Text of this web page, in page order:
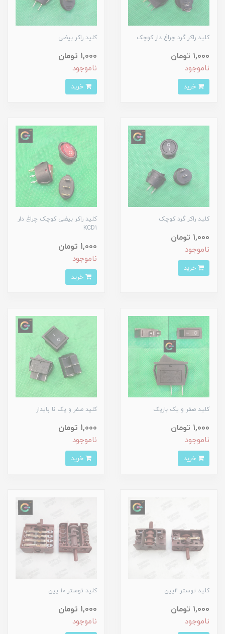
کلید راکر گرد چراغ دار کوچک
1,000 تومان
ناموجود
کلید راکر بیضی
1,000 تومان
ناموجود
کلید راکر گرد کوچک
1,000 تومان
ناموجود
کلید راکر بیضی کوچک چراغ دار
KCD1
1,000 تومان
ناموجود
کلید صفر و یک باریک
1,000 تومان
ناموجود
کلید صفر و یک نا پایدار
1,000 تومان
ناموجود
کلید توستر 2پین
1,000 تومان
ناموجود
کلید توستر 10 پین
1,000 تومان
ناموجود